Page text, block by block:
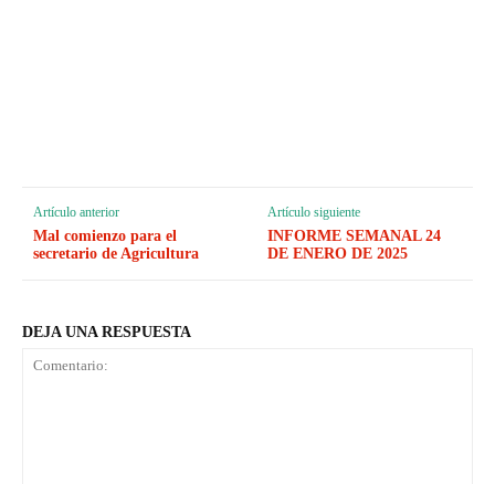
Artículo anterior
Mal comienzo para el
secretario de Agricultura
Artículo siguiente
INFORME SEMANAL 24
DE ENERO DE 2025
DEJA UNA RESPUESTA